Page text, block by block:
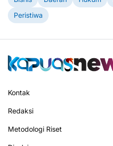
Peristiwa
Kontak
Redaksi
Metodologi Riset